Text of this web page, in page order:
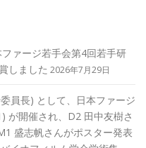
ァージ若手会第4回若手研
しました 2026年7月29日
員長) として、日本ファージ
が開催され、D2 田中友樹さ
盛志帆さんがポスター発表